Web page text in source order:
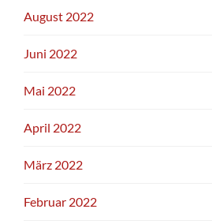
August 2022
Juni 2022
Mai 2022
April 2022
März 2022
Februar 2022